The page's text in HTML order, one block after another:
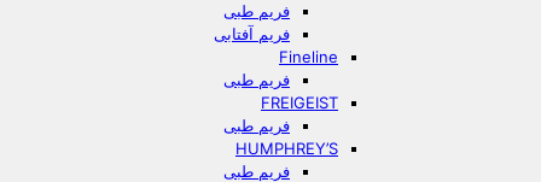
فریم طبی
فریم آفتابی
Fineline
فریم طبی
FREIGEIST
فریم طبی
HUMPHREY’S
فریم طبی